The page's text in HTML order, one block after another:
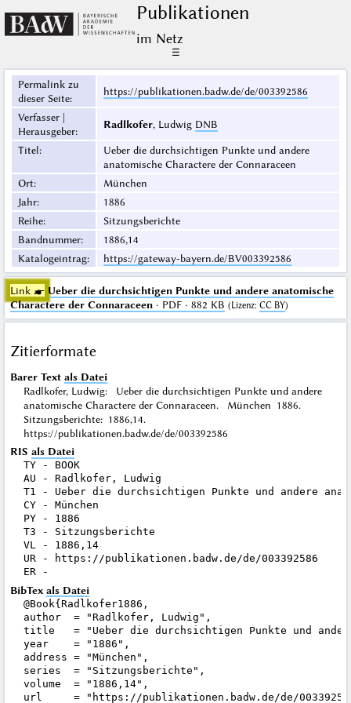
Publikationen
im Netz
☰
Permalink zu
dieser Seite:
https://publikationen.badw.de/de/003392586
Verfasser |
Herausgeber:
Radlkofer, Ludwig DNB
Titel:
Ueber die durchsichtigen Punkte und andere
anatomische Charactere der Connaraceen
Ort:
München
Jahr:
1886
Reihe:
Sitzungsberichte
Bandnummer:
1886,14
Katalogeintrag: https://gateway-bayern.de/BV003392586
Link ☛ Ueber die durchsichtigen Punkte und andere anatomische
Charactere der Connaraceen· PDF · 882 KB (Lizenz: CC BY)
Zitierformate
Barer Text als Datei
Radlkofer, Ludwig: Ueber die durchsichtigen Punkte und andere
anatomische Charactere der Connaraceen. München 1886.
Sitzungsberichte: 1886,14.
https://publikationen.badw.de/de/003392586
RIS als Datei
TY - BOOK
AU - Radlkofer, Ludwig
T1 - Ueber die durchsichtigen Punkte und andere
CY - München
PY - 1886
T3 - Sitzungsberichte
VL - 1886,14
UR - https://publikationen.badw.de/de/003392586
BibTex als Datei
@Book{Radlkofer1886,
author  = "Radlkofer, Ludwig",
title   = "Ueber die durchsichtigen Punkte und andere
year    = "1886",
address = "München",
series  = "Sitzungsberichte",
volume  = "1886,14",
url     = "https://publikationen.badw.de/de/